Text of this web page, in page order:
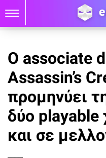
Ο associate
Assassin’s
προμηνύει
δύο
και σε